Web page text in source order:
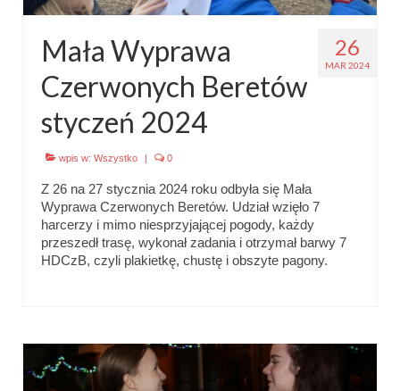
Dla harcerzy i rodziców
Ryngraf Pamiątkowy 7 HDCzB
Odznaka Honorowa 7 HDCzB
Galeria
Galerie 1983-2025
Kontakt
26
MAR 2024
Mała Wyprawa
Czerwonych Beretów
styczeń 2024
wpis w: Wszystko | 0
Z 26 na 27 stycznia 2024 roku odbyła się Mała
Wyprawa Czerwonych Beretów. Udział wzięło 7
harcerzy i mimo niesprzyjającej pogody, każdy
przeszedł trasę, wykonał zadania i otrzymał barwy 7
HDCzB, czyli plakietkę, chustę i obszyte pagony.